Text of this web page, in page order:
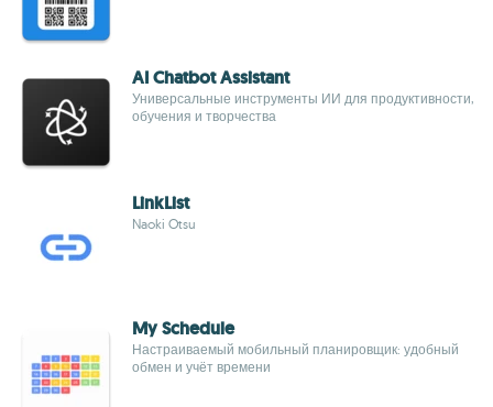
AI Chatbot Assistant
Универсальные инструменты ИИ для продуктивности,
обучения и творчества
LinkList
Naoki Otsu
My Schedule
Настраиваемый мобильный планировщик: удобный
обмен и учёт времени